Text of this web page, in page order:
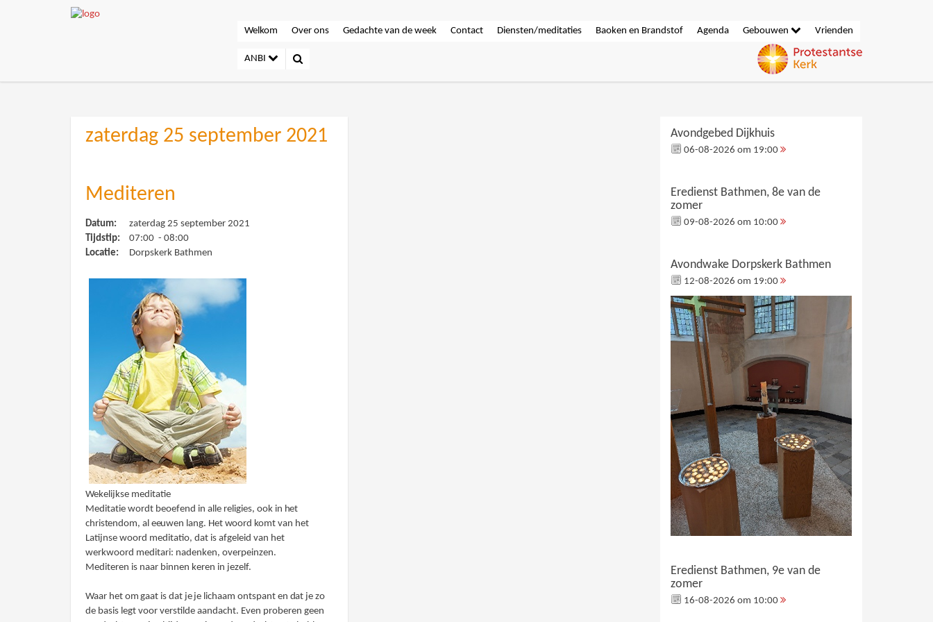
Welkom Over ons Gedachte van de week Contact Diensten/meditaties Baoken en Brandstof Agenda Gebouwen Vrienden
ANBI
zaterdag 25 september 2021
Mediteren
Datum:
zaterdag 25 september 2021
Tijdstip:
07:00 - 08:00
Locatie:
Dorpskerk Bathmen
Wekelijkse meditatie
Meditatiewordt beoefend in alle religies, ook in het
christendom, al eeuwen lang. Het woord komt van het
Latijnse woord meditatio, dat is afgeleid van het
werkwoord meditari: nadenken, overpeinzen.
Mediteren is naar binnen keren in jezelf.
Waar het om gaat is dat je je lichaam ontspant en dat jezo
de basis legt voor verstilde aandacht. Even proberen geen
Avondgebed Dijkhuis
06-08-2026 om 19:00
Eredienst Bathmen, 8e van de
zomer
09-08-2026 om 10:00
Avondwake Dorpskerk Bathmen
12-08-2026 om 19:00
Eredienst Bathmen, 9e van de
zomer
16-08-2026 om 10:00